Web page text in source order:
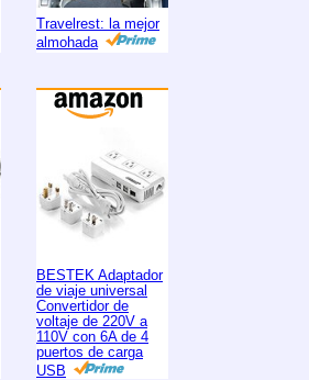
Travelrest: la mejor
almohada
BESTEK Adaptador
de viaje universal
Convertidor de
voltaje de 220V a
110V con 6A de 4
puertos de carga
USB